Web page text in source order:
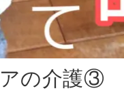
の介護③